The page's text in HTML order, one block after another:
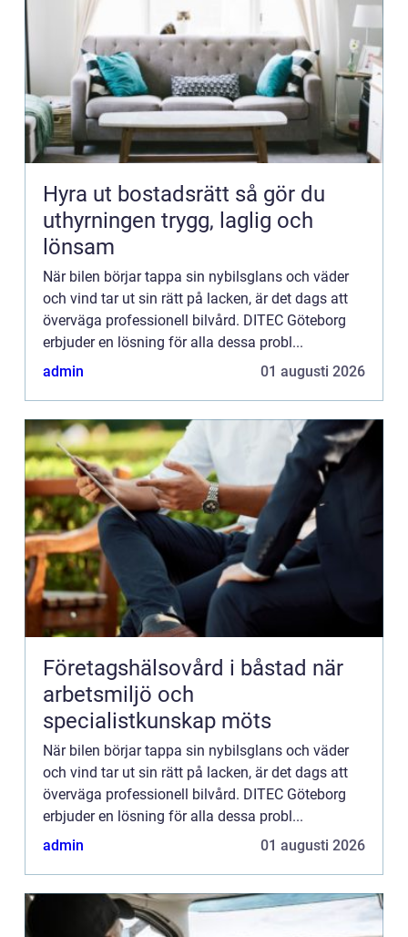
Hyra ut bostadsrätt så gör du
uthyrningen trygg, laglig och
lönsam
När bilen börjar tappa sin nybilsglans och väder
och vind tar ut sin rätt på lacken, är det dags att
överväga professionell bilvård. DITEC Göteborg
erbjuder en lösning för alla dessa probl...
admin
01 augusti 2026
Företagshälsovård i båstad när
arbetsmiljö och
specialistkunskap möts
När bilen börjar tappa sin nybilsglans och väder
och vind tar ut sin rätt på lacken, är det dags att
överväga professionell bilvård. DITEC Göteborg
erbjuder en lösning för alla dessa probl...
admin
01 augusti 2026